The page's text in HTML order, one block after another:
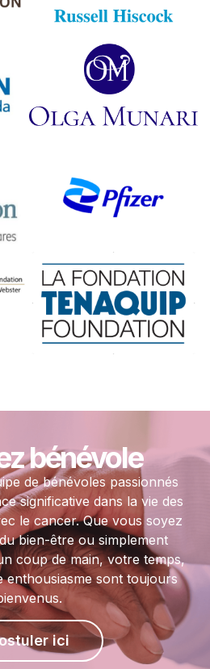
bénévole
de bénévoles passionnés
significative dans la vie des
le cancer. Que vous soyez
bien-être ou simplement
coup de main, votre temps,
sont toujours
ici